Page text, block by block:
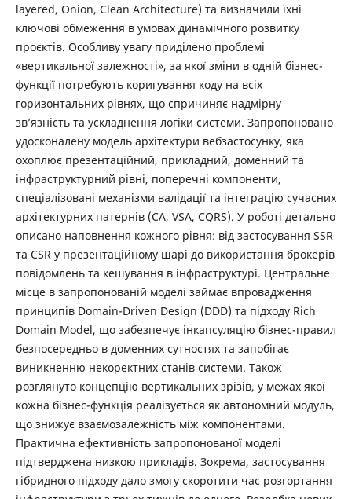
layered, Onion, Clean Architecture) та визначили їхні
ключові обмеження в умовах динамічного розвитку
проєктів. Особливу увагу приділено проблемі
«вертикальної залежності», за якої зміни в одній бізнес-
функції потребують коригування коду на всіх
горизонтальних рівнях, що спричиняє надмірну
зв’язність та ускладнення логіки системи. Запропоновано
удосконалену модель архітектури вебзастосунку, яка
охоплює презентаційний, прикладний, доменний та
інфраструктурний рівні, поперечні компоненти,
спеціалізовані механізми валідації та інтеграцію сучасних
архітектурних патернів (CA, VSA, CQRS). У роботі детально
описано наповнення кожного рівня: від застосування SSR
та CSR у презентаційному шарі до використання брокерів
повідомлень та кешування в інфраструктурі. Центральне
місце в запропонованій моделі займає впровадження
принципів Domain-Driven Design (DDD) та підходу Rich
Domain Model, що забезпечує інкапсуляцію бізнес-правил
безпосередньо в доменних сутностях та запобігає
виникненню некоректних станів системи. Також
розглянуто концепцію вертикальних зрізів, у межах якої
кожна бізнес-функція реалізується як автономний модуль,
що знижує взаємозалежність між компонентами.
Практична ефективність запропонованої моделі
підтверджена низкою прикладів. Зокрема, застосування
гібридного підходу дало змогу скоротити час розгортання